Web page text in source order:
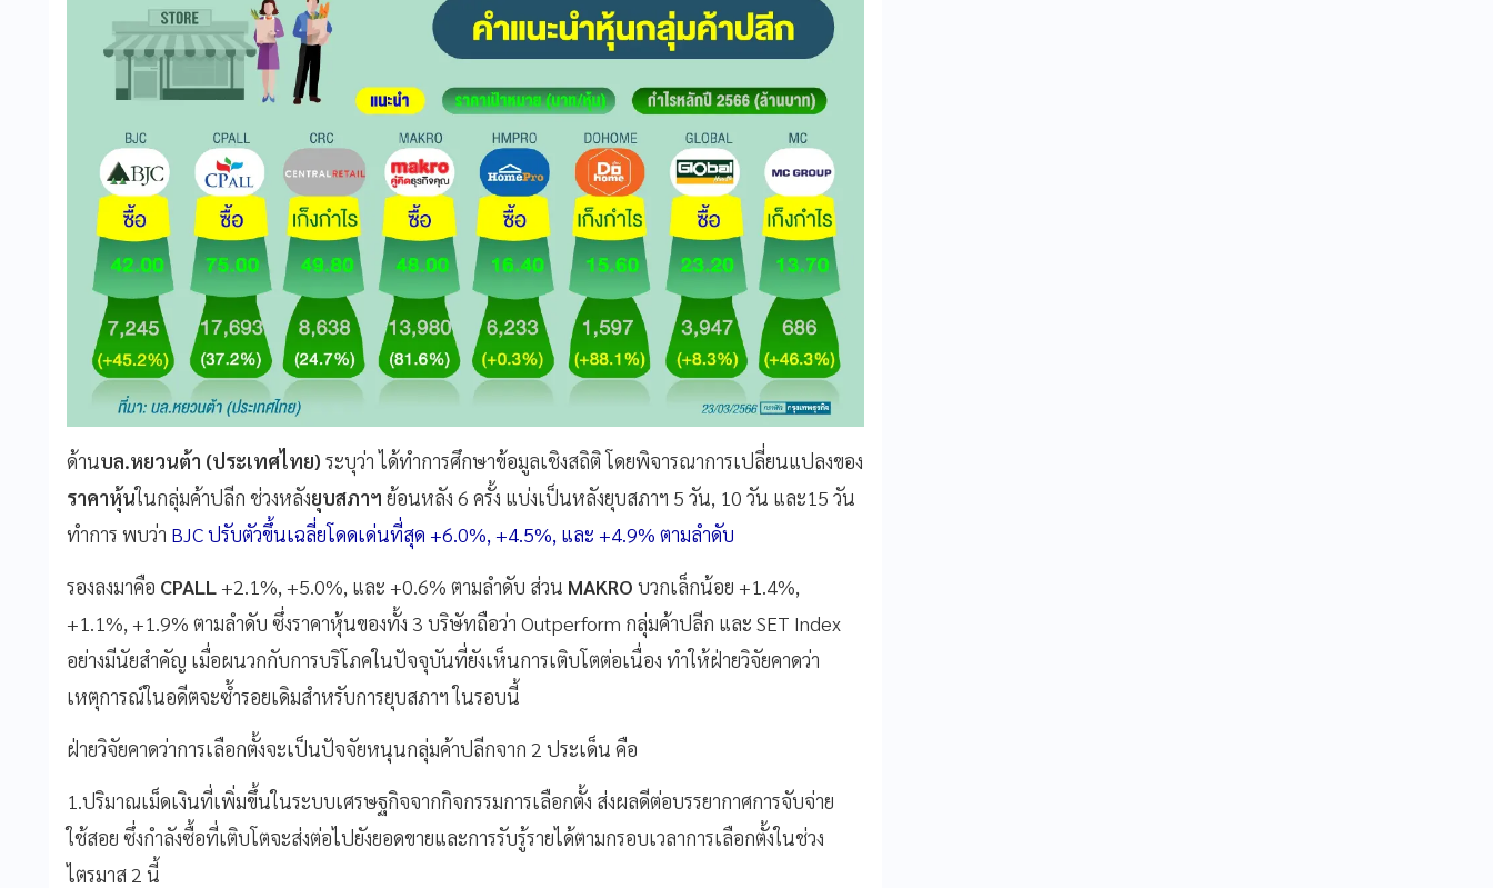
ด้านบล.หยวนต้า (ประเทศไทย) ระบุว่า ได้ทำการศึกษาข้อมูลเชิงสถิติ โดยพิจารณาการเปลี่ยนแปลงของ
ราคาหุ้นในกลุ่มค้าปลีก ช่วงหลังยุบสภาฯ ย้อนหลัง 6 ครั้ง แบ่งเป็นหลังยุบสภาฯ 5 วัน, 10 วัน และ15 วัน
ทำการ พบว่า BJC ปรับตัวขึ้นเฉลี่ยโดดเด่นที่สุด +6.0%, +4.5%, และ +4.9% ตามลำดับ
รองลงมาคือ CPALL +2.1%, +5.0%, และ +0.6% ตามลำดับ ส่วน MAKRO บวกเล็กน้อย +1.4%,
+1.1%, +1.9% ตามลำดับ ซึ่งราคาหุ้นของทั้ง 3 บริษัทถือว่า Outperform กลุ่มค้าปลีก และ SET Index
อย่างมีนัยสำคัญ เมื่อผนวกกับการบริโภคในปัจจุบันที่ยังเห็นการเติบโตต่อเนื่อง ทำให้ฝ่ายวิจัยคาดว่า
เหตุการณ์ในอดีตจะซ้ำรอยเดิมสำหรับการยุบสภาฯ ในรอบนี้
ฝ่ายวิจัยคาดว่าการเลือกตั้งจะเป็นปัจจัยหนุนกลุ่มค้าปลีกจาก 2 ประเด็น คือ
1.ปริมาณเม็ดเงินที่เพิ่มขึ้นในระบบเศรษฐกิจจากกิจกรรมการเลือกตั้ง ส่งผลดีต่อบรรยากาศการจับจ่าย
ใช้สอย ซึ่งกำลังซื้อที่เติบโตจะส่งต่อไปยังยอดขายและการรับรู้รายได้ตามกรอบเวลาการเลือกตั้งในช่วง
ไตรมาส 2 นี้